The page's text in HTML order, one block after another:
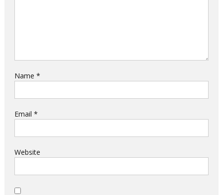
Name *
Email *
Website